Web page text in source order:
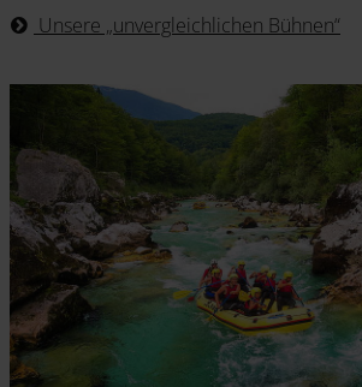
Unsere „unvergleichlichen Bühnen“